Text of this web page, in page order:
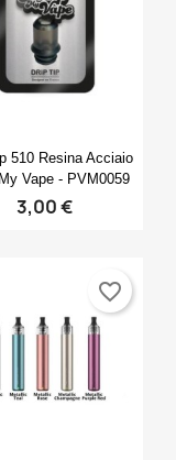
Accedi
Anteprima
510 Resina Acciaio
Vape - PVM0059
3,00 €
favorite_border